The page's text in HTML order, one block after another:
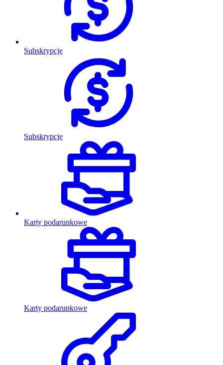
Subskrypcje
Subskrypcje
Karty podarunkowe
Karty podarunkowe